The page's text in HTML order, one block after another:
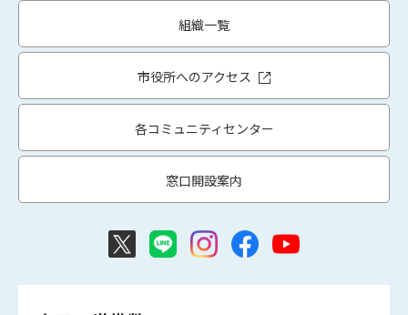
組織一覧
市役所へのアクセス
各コミュニティセンター
窓口開設案内